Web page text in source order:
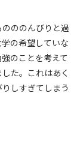
ののんびりと過
の希望していな
のことを考えて
た。これはあく
しすぎてしまう